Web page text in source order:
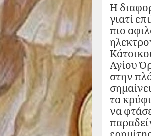
Η
γιατί
πιο
Αγίου
στην
τα
να